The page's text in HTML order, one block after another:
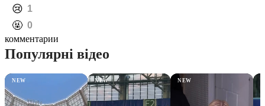
️😢 1
️🤬 0
комментарии